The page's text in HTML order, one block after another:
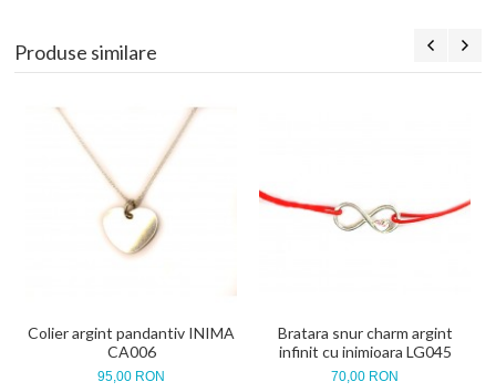
Produse similare
Colier argint pandantiv INIMA
CA006
95,00 RON
Bratara snur charm argint
infinit cu inimioara LG045
70,00 RON